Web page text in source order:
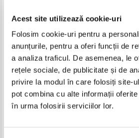
Acest site utilizează cookie-uri
Folosim cookie-uri pentru a
anunțurile, pentru a oferi funcții de
a analiza traficul. De asemenea, le
rețele sociale, de publicitate și de
privire la modul în care folosiți site-
pot combina cu alte informații
în urma folosirii serviciilor lor.
Ioana Mihaela Neacsu, Marian
pentru evaluarea nationala.
IN STOC
Adaugă în coș